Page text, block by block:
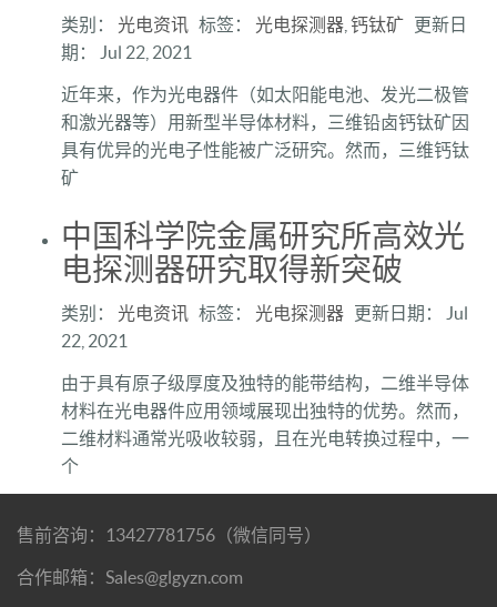
类别： 光电资讯 标签： 光电探测器 钙钛矿 更新日
期： Jul 22, 2021
近年来，作为光电器件（如太阳能电池、发光二极管
和激光器等）用新型半导体材料，三维铅卤钙钛矿因
具有优异的光电子性能被广泛研究。然而，三维钙钛
矿
中国科学院金属研究所高效光
电探测器研究取得新突破
类别： 光电资讯 标签： 光电探测器 更新日期： Jul
22, 2021
由于具有原子级厚度及独特的能带结构，二维半导体
材料在光电器件应用领域展现出独特的优势。然而，
二维材料通常光吸收较弱，且在光电转换过程中，一
个
售前咨询：13427781756（微信同号）
合作邮箱：Sales@glgyzn.com